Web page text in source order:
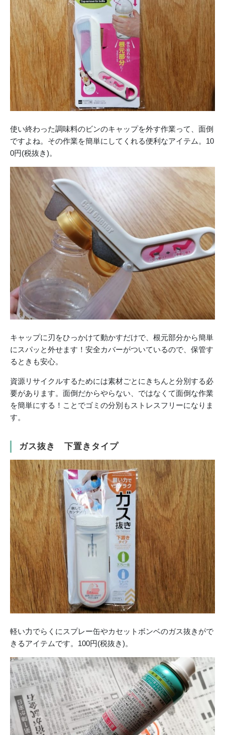
使い終わった調味料のビンのキャップを外す作業って、面倒
ですよね。その作業を簡単にしてくれる便利なアイテム。10
0円(税抜き)。
キャップに刃をひっかけて動かすだけで、根元部分から簡単
にスパッと外せます！安全カバーがついているので、保管す
るときも安心。
資源リサイクルするためには素材ごとにきちんと分別する必
要があります。面倒だからやらない、ではなくて面倒な作業
を簡単にする！ことでゴミの分別もストレスフリーになりま
す。
ガス抜き 下置きタイプ
軽い力でらくにスプレー缶やカセットボンベのガス抜きがで
きるアイテムです。100円(税抜き)。